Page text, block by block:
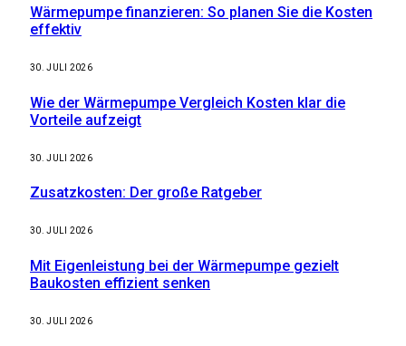
Wärmepumpe finanzieren: So planen Sie die Kosten
effektiv
30. JULI 2026
Wie der Wärmepumpe Vergleich Kosten klar die
Vorteile aufzeigt
30. JULI 2026
Zusatzkosten: Der große Ratgeber
30. JULI 2026
Mit Eigenleistung bei der Wärmepumpe gezielt
Baukosten effizient senken
30. JULI 2026